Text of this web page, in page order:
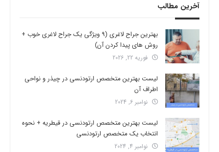
آخرین مطالب
بهترین جراح لاغری (9 ویژگی یک جراح لاغری خوب +
روش های پیدا کردن آن)
فوریه 22, 2026
لیست بهترین متخصص ارتودنسی در چیذر و نواحی
اطراف آن
نوامبر 6, 2024
لیست بهترین متخصص ارتودنسی در قیطریه + نحوه
انتخاب یک متخصص ارتودنسی
نوامبر 4, 2024